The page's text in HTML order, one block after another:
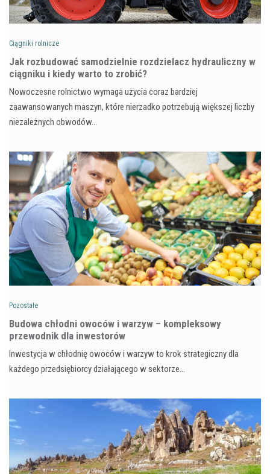
Ciągniki rolnicze
Jak rozbudować samodzielnie rozdzielacz hydrauliczny w
ciągniku i kiedy warto to zrobić?
Nowoczesne rolnictwo wymaga użycia coraz bardziej
zaawansowanych maszyn, które nierzadko potrzebują większej liczby
niezależnych obwodów…
Pozostałe
Budowa chłodni owoców i warzyw – kompleksowy
przewodnik dla inwestorów
Inwestycja w chłodnię owoców i warzyw to krok strategiczny dla
każdego przedsiębiorcy działającego w sektorze…